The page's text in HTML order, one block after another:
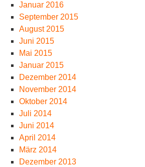
Januar 2016
September 2015
August 2015
Juni 2015
Mai 2015
Januar 2015
Dezember 2014
November 2014
Oktober 2014
Juli 2014
Juni 2014
April 2014
März 2014
Dezember 2013